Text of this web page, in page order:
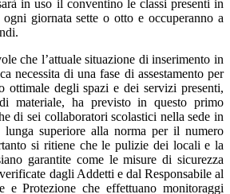
in uso il conventino le classi presenti in
giornata sette o otto e occuperanno a
che l’attuale situazione di inserimento in
necessita di una fase di assestamento per
ottimale degli spazi e dei servizi presenti,
materiale, ha previsto in questo primo
di sei collaboratori scolastici nella sede in
superiore alla norma per il numero
si ritiene che le pulizie dei locali e la
garantite come le misure di sicurezza
dagli Addetti e dal Responsabile al
e Protezione che effettuano monitoraggi